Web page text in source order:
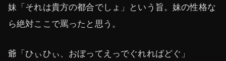
妹「それは貴方の都合でしょ」という旨。妹の性格な
ら絶対ここで罵ったと思う。
爺「ひぃひぃ、おぼってえっでぐれればどぐ」